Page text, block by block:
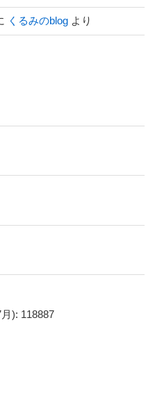
くるみのblog より
): 118887